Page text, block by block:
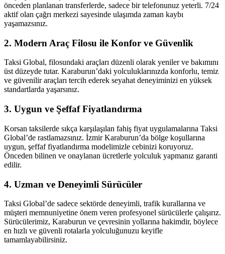
önceden planlanan transferlerde, sadece bir telefonunuz yeterli. 7/24
aktif olan çağrı merkezi sayesinde ulaşımda zaman kaybı
yaşamazsınız.
2. Modern Araç Filosu ile Konfor ve Güvenlik
Taksi Global, filosundaki araçları düzenli olarak yeniler ve bakımını
üst düzeyde tutar. Karaburun’daki yolculuklarınızda konforlu, temiz
ve güvenilir araçları tercih ederek seyahat deneyiminizi en yüksek
standartlarda yaşarsınız.
3. Uygun ve Şeffaf Fiyatlandırma
Korsan taksilerde sıkça karşılaşılan fahiş fiyat uygulamalarına Taksi
Global’de rastlamazsınız. İzmir Karaburun’da bölge koşullarına
uygun, şeffaf fiyatlandırma modelimizle cebinizi koruyoruz.
Önceden bilinen ve onaylanan ücretlerle yolculuk yapmanız garanti
edilir.
4. Uzman ve Deneyimli Sürücüler
Taksi Global’de sadece sektörde deneyimli, trafik kurallarına ve
müşteri memnuniyetine önem veren profesyonel sürücülerle çalışırız.
Sürücülerimiz, Karaburun ve çevresinin yollarına hakimdir, böylece
en hızlı ve güvenli rotalarla yolculuğunuzu keyifle
tamamlayabilirsiniz.